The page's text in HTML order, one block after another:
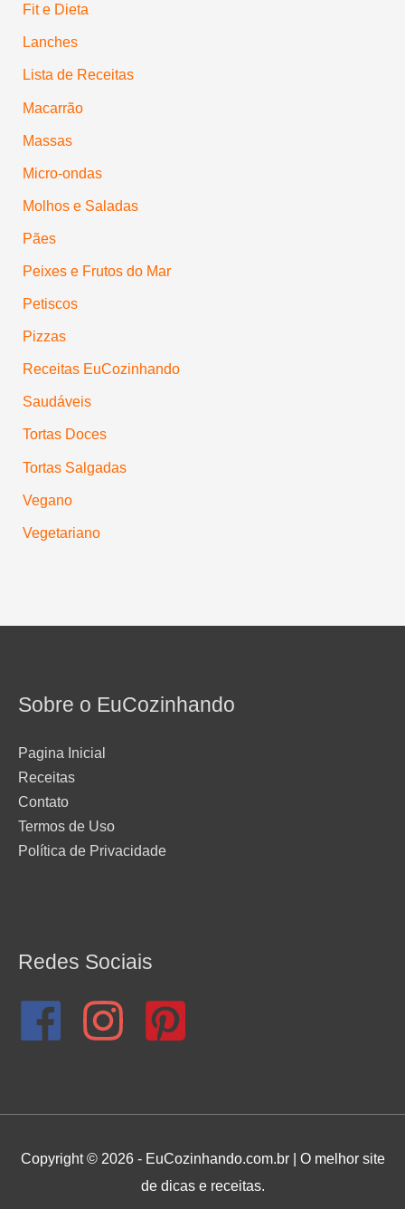
Fit e Dieta
Lanches
Lista de Receitas
Macarrão
Massas
Micro-ondas
Molhos e Saladas
Pães
Peixes e Frutos do Mar
Petiscos
Pizzas
Receitas EuCozinhando
Saudáveis
Tortas Doces
Tortas Salgadas
Vegano
Vegetariano
Sobre o EuCozinhando
Pagina Inicial
Receitas
Contato
Termos de Uso
Política de Privacidade
Redes Sociais
Copyright © 2026 - EuCozinhando.com.br | O melhor site
de dicas e receitas.